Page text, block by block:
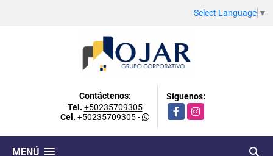
Select Language ▼
Contáctenos:
Tel. +50235709305
Cel. +50235709305-
Síguenos:
FacebookInstagram
MENÚ